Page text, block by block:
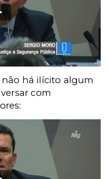
há ilícito algum
com